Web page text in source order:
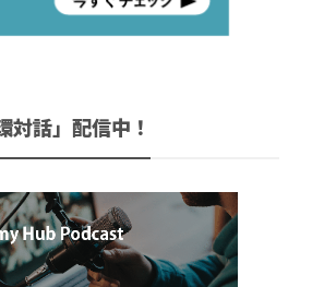
対話」配信中！